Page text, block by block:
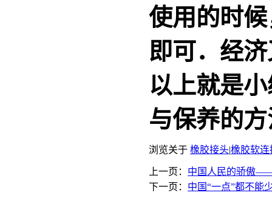
使用的时
即可．经
以上就是
与保养的
浏览关于 橡胶接头|橡胶软连
上一页： 中国人民的骄傲
下一页： 中国“一点”都不能